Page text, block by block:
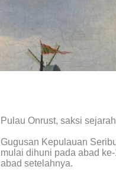
Pulau Onrust, saksi
Gugusan Kepulauan
mulai dihuni pada abad
abad setelahnya.